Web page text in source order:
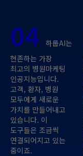
04
하룹AI는
현존하는 가장
최고의 병원마케팅
인공지능입니다.
고객, 환자, 병원
모두에게 새로운
가치를 만들어내고
있습니다. 이
도구들은 조금씩
연결되어지고 있는
중이죠.